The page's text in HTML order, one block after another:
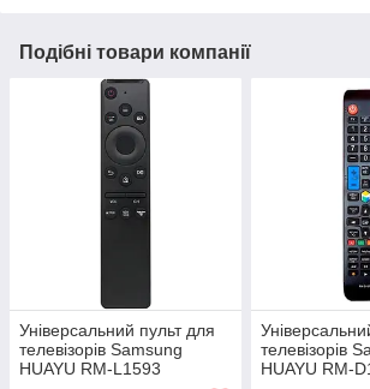
Подібні товари компанії
Універсальний пульт для
телевізорів Samsung
HUAYU RM-L1593
телевізорів
HUAYU RM-